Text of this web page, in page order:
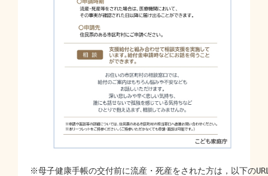
※母子健康手帳の交付前に流産・死産をされた方は，以下の